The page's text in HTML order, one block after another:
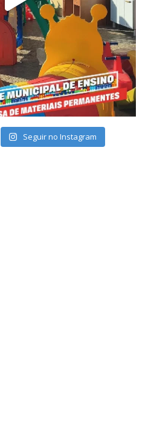
Seguir no Instagram